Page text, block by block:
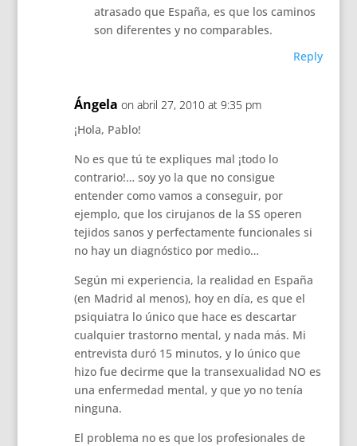
atrasado que España, es que los caminos
son diferentes y no comparables.
Reply
Ángela on abril 27, 2010 at 9:35 pm
¡Hola, Pablo!
No es que tú te expliques mal ¡todo lo
contrario!… soy yo la que no consigue
entender como vamos a conseguir, por
ejemplo, que los cirujanos de la SS operen
tejidos sanos y perfectamente funcionales si
no hay un diagnóstico por medio…
Según mi experiencia, la realidad en España
(en Madrid al menos), hoy en día, es que el
psiquiatra lo único que hace es descartar
cualquier trastorno mental, y nada más. Mi
entrevista duró 15 minutos, y lo único que
hizo fue decirme que la transexualidad NO es
una enfermedad mental, y que yo no tenía
ninguna.
El problema no es que los profesionales de